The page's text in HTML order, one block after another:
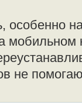
мобильном
не